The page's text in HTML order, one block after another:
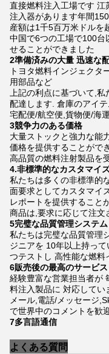
直接燃料注入工場です
注入器があります年間
産額は1千5百万米ドルを
中国で6つの工場で100台
せることができました
2準備済みの大量 迅速な
トヨタ燃料インジェクタ
用部品など
上記の利点に基づいて,
配達します. 倉庫のアイ
宅配便/航空便,貨物便/海
3競争力のある価格
大量ストックと強力な能
価格を提供することがで
高品質の燃料注射製品を
4.非標準的なカスタマイ
私たちは多くの非標準的
面要求としてカスタマイ
レポートを提供すること
商品は,要求に応じて注文
5完璧な品質管理システム
私たちは完璧な品質管理
ジニアを 10年以上持っ
つテストし 高性能な燃料
6販売後の最高のサービス
経験豊富な営業担当者が
料注入製品に 対応してい
メール,電話/メッセージ
で世界中のコメントを歓
7多言語通信
よくある質問